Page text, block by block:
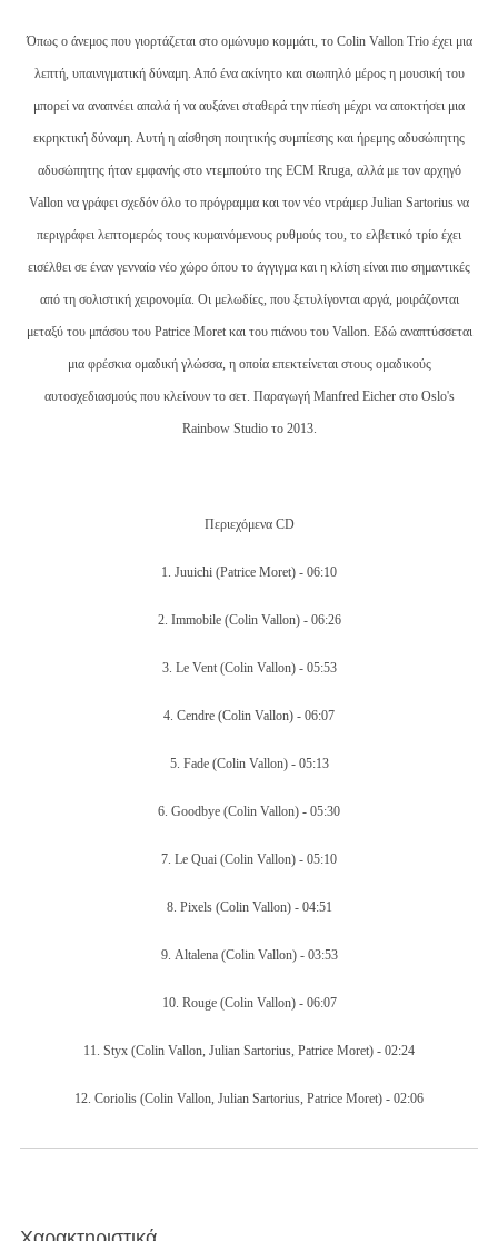
Όπως ο άνεμος που γιορτάζεται στο ομώνυμο κομμάτι, το Colin Vallon Trio έχει μια
λεπτή, υπαινιγματική δύναμη. Από ένα ακίνητο και σιωπηλό μέρος η μουσική του
μπορεί να αναπνέει απαλά ή να αυξάνει σταθερά την πίεση μέχρι να αποκτήσει μια
εκρηκτική δύναμη. Αυτή η αίσθηση ποιητικής συμπίεσης και ήρεμης αδυσώπητης
αδυσώπητης ήταν εμφανής στο ντεμπούτο της ECM Rruga, αλλά με τον αρχηγό
Vallon να γράφει σχεδόν όλο το πρόγραμμα και τον νέο ντράμερ Julian Sartorius να
περιγράφει λεπτομερώς τους κυμαινόμενους ρυθμούς του, το ελβετικό τρίο έχει
εισέλθει σε έναν γενναίο νέο χώρο όπου το άγγιγμα και η κλίση είναι πιο σημαντικές
από τη σολιστική χειρονομία. Οι μελωδίες, που ξετυλίγονται αργά, μοιράζονται
μεταξύ του μπάσου του Patrice Moret και του πιάνου του Vallon. Εδώ αναπτύσσεται
μια φρέσκια ομαδική γλώσσα, η οποία επεκτείνεται στους ομαδικούς
αυτοσχεδιασμούς που κλείνουν το σετ. Παραγωγή Manfred Eicher στο Oslo's
Rainbow Studio το 2013.
Περιεχόμενα CD
1. Juuichi (Patrice Moret) - 06:10
2. Immobile (Colin Vallon) - 06:26
3. Le Vent (Colin Vallon) - 05:53
4. Cendre (Colin Vallon) - 06:07
5. Fade (Colin Vallon) - 05:13
6. Goodbye (Colin Vallon) - 05:30
7. Le Quai (Colin Vallon) - 05:10
8. Pixels (Colin Vallon) - 04:51
9. Altalena (Colin Vallon) - 03:53
10. Rouge (Colin Vallon) - 06:07
11. Styx (Colin Vallon, Julian Sartorius, Patrice Moret) - 02:24
12. Coriolis (Colin Vallon, Julian Sartorius, Patrice Moret) - 02:06